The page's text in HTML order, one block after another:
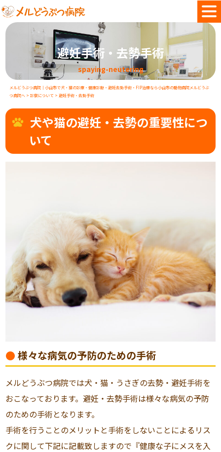
避妊手術・去勢手術
spaying-neutering
メルどうぶつ病院｜小山市で犬・猫の診療・健康診断・避妊去勢手術・FIP治療なら小山市の動物病院メルどうぶ
つ病院へ> 診察について> 避妊手術・去勢手術
犬や猫の避妊・去勢の重要性につ
いて
様々な病気の予防のための手術
メルどうぶつ病院では犬・猫・うさぎの去勢・避妊手術を
おこなっております。避妊・去勢手術は様々な病気の予防
のための手術となります。
手術を行うことのメリットと手術をしないことによるリス
クに関して下記に記載致しますので『健康な子にメスを入